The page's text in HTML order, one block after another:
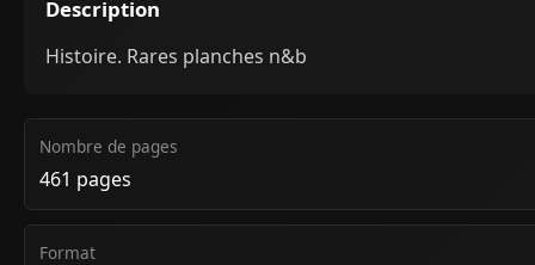
Description
Histoire. Rares planches n&b
Nombre de pages
461 pages
Format